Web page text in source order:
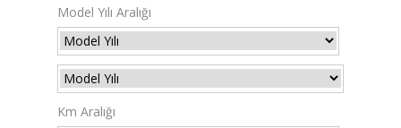
Model Yılı Aralığı
Km Aralığı